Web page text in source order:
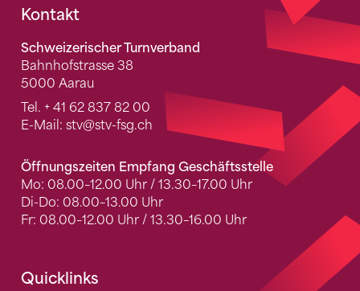
Fusszeile
Kontakt
Schweizerischer Turnverband
Bahnhofstrasse 38
5000 Aarau
Tel. + 41 62 837 82 00
E-Mail: stv@stv-fsg.ch
Öffnungszeiten Empfang Geschäftsstelle
Mo: 08.00–12.00 Uhr / 13.30–17.00 Uhr
Di-Do: 08.00–13.00 Uhr
Fr: 08.00–12.00 Uhr / 13.30–16.00 Uhr
Quicklinks